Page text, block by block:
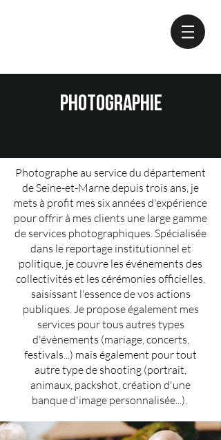
photographie
Photographe au service du département
de Seine-et-Marne depuis trois ans, je
mets à profit mes six années d'expérience
pour offrir à mes clients une large gamme
de services photographiques. Spécialisée
dans le reportage institutionnel et
politique, je couvre les événements des
collectivités et les cérémonies officielles,
saisissant l'essence de vos actions
publiques. Je propose également mes
services pour tous autres types
d'évènements (mariage, concerts,
festivals...) mais également pour tout
autre type de shooting (portrait,
animaux, packshot, création d'une
banque d'image personnalisée...).